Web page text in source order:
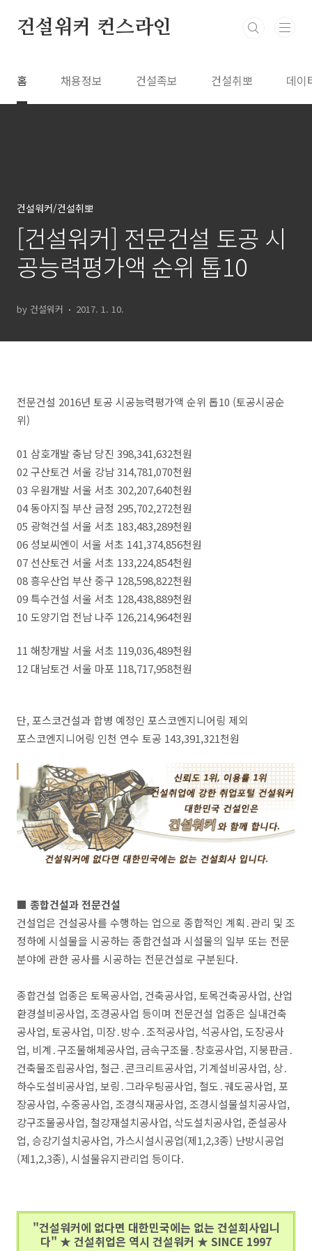
건설워커 컨스라인
홈 채용정보 건설족보 건설취뽀 데이
건설워커/건설취뽀
[건설워커] 전문건설 토공 시
공능력평가액 순위 톱10
by 건설워커 2017. 1. 10.
전문건설 2016년 토공 시공능력평가액 순위 톱10 (토공시공순
위)
01 삼호개발 충남 당진 398,341,632천원
02 구산토건 서울 강남 314,781,070천원
03 우원개발 서울 서초 302,207,640천원
04 동아지질 부산 금정 295,702,272천원
05 광혁건설 서울 서초 183,483,289천원
06 성보씨엔이 서울 서초 141,374,856천원
07 선산토건 서울 서초 133,224,854천원
08 흥우산업 부산 중구 128,598,822천원
09 특수건설 서울 서초 128,438,889천원
10 도양기업 전남 나주 126,214,964천원
11 해창개발 서울 서초 119,036,489천원
12 대남토건 서울 마포 118,717,958천원
단, 포스코건설과 합병 예정인 포스코엔지니어링 제외
포스코엔지니어링 인천 연수 토공 143,391,321천원
■ 종합건설과 전문건설
건설업은 건설공사를 수행하는 업으로 종합적인 계획․관리 및 조
정하에 시설물을 시공하는 종합건설과 시설물의 일부 또는 전문
분야에 관한 공사를 시공하는 전문건설로 구분된다.
종합건설 업종은 토목공사업, 건축공사업, 토목건축공사업, 산업
환경설비공사업, 조경공사업 등이며 전문건설 업종은 실내건축
공사업, 토공사업, 미장․방수․조적공사업, 석공사업, 도장공사
업, 비계․구조물해체공사업, 금속구조물․창호공사업, 지붕판금․
건축물조립공사업, 철근․콘크리트공사업, 기계설비공사업, 상․
하수도설비공사업, 보링․그라우팅공사업, 철도․궤도공사업, 포
장공사업, 수중공사업, 조경식재공사업, 조경시설물설치공사업,
강구조물공사업, 철강재설치공사업, 삭도설치공사업, 준설공사
업, 승강기설치공사업, 가스시설시공업(제1,2,3종) 난방시공업
(제1,2,3종), 시설물유지관리업 등이다.
"건설워커에 없다면 대한민국에는 없는 건설회사입니
다" ★ 건설취업은 역시 건설워커 ★ SINCE 1997